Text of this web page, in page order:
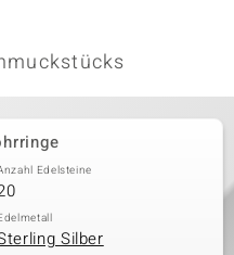
Edelsteine
Silber